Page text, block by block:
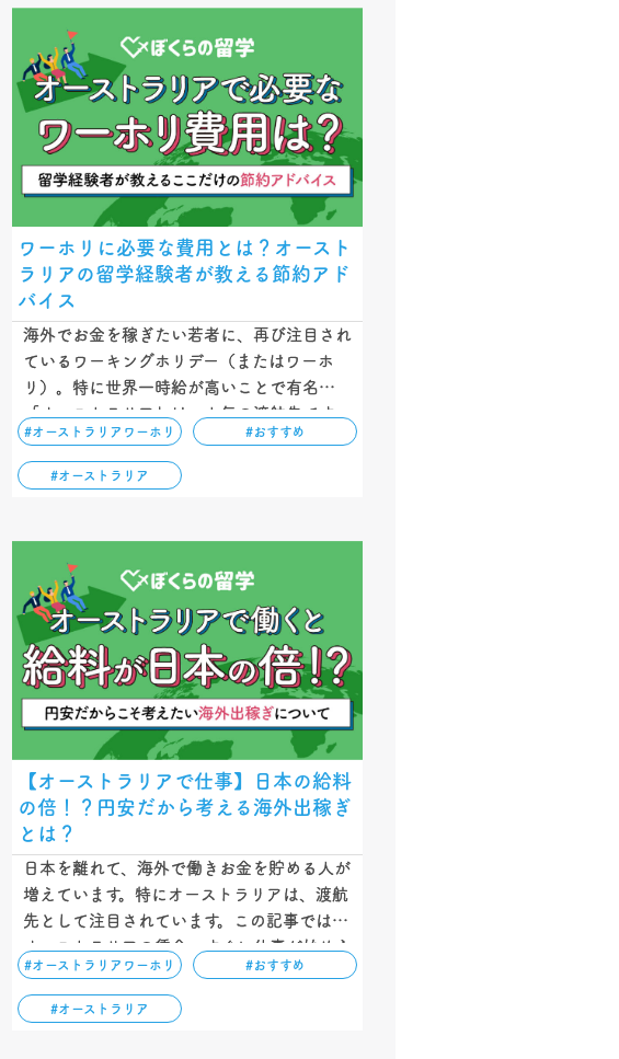
ワーホリに必要な費用とは？オースト
ラリアの留学経験者が教える節約アド
バイス
海外でお金を稼ぎたい若者に、再び注目され
ているワーキングホリデー（またはワーホ
リ）。特に世界一時給が高いことで有名な
「オーストラリア」は、人気の渡航先です。
この記事では、渡航前・渡航後にかかる必要
な費用と留学経験者の節約アドバイスを紹介
しています！…
#オーストラリアワーホリ #おすすめ
#オーストラリア
【オーストラリアで仕事】日本の給料
の倍！？円安だから考える海外出稼ぎ
とは？
日本を離れて、海外で働きお金を貯める人が
増えています。特にオーストラリアは、渡航
先として注目されています。この記事では、
オーストラリアの賃金、すぐに仕事が始めら
れるビザの種類、そして働くために必要な英
語力について解説しています。円安の今だか
らこそ、挑戦できる機会です！…
#オーストラリアワーホリ #おすすめ
#オーストラリア